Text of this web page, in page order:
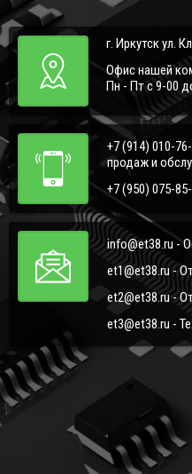
г. Иркутск ул.
Офис нашей
Пн - Пт с 9-00
+7 (914) 010-
продаж и
+7 (950) 075-
info@et38.ru -
et1@et38.ru -
et2@et38.ru -
et3@et38.ru -